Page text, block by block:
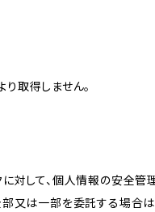
取得しません。
対して、個人情報の安全管
又は一部を委託する場合